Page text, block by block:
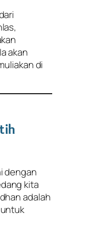
akan
di
dengan
kita
adalah